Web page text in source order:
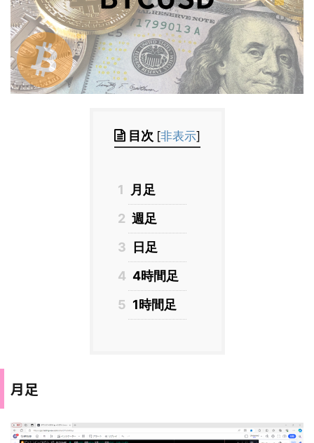
目次 [非表示]
1
月足
2 週足
3
日足
4 4時間足
5 1時間足
月足